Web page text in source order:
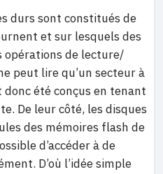
durs sont constitués de
et sur lesquels des
opérations de lecture/
peut lire qu’un secteur à
été conçus en tenant
De leur côté, les disques
des mémoires flash de
d’accéder à de
D’où l’idée simple